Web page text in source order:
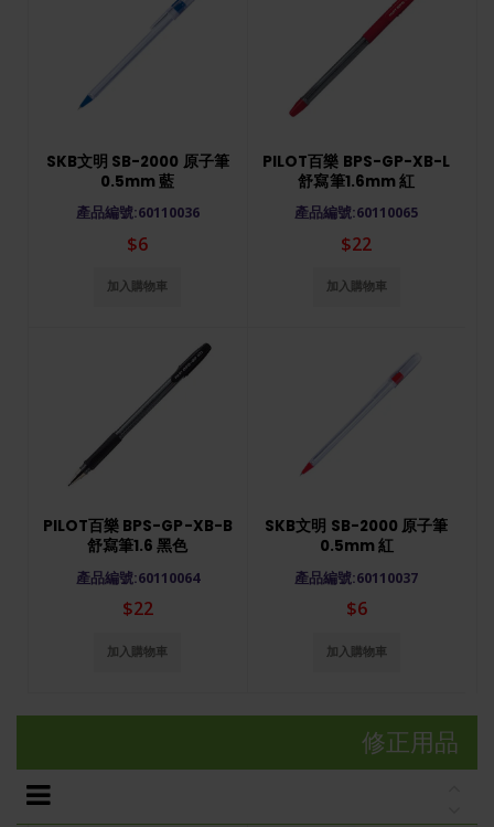
SKB文明 SB-2000 原子筆
0.5mm 藍
產品編號:60110036
$6
加入購物車
PILOT百樂 BPS-GP-XB-B
舒寫筆1.6 黑色
產品編號:60110064
$22
加入購物車
PILOT百樂 BPS-GP-XB-L
舒寫筆1.6mm 紅
產品編號:60110065
$22
加入購物車
SKB文明 SB-2000 原子筆
0.5mm 紅
產品編號:60110037
$6
加入購物車
修正用品